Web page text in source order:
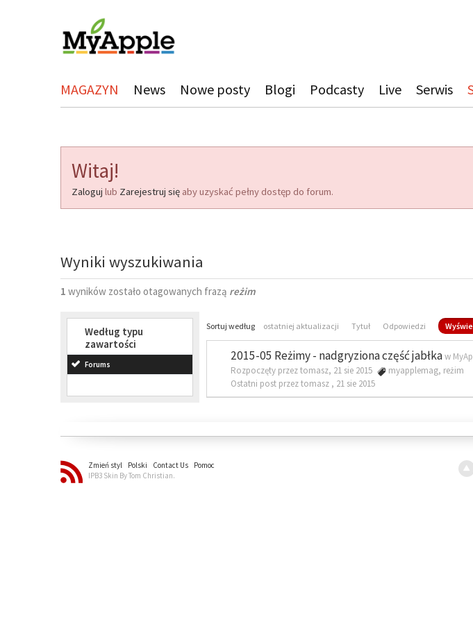
MAGAZYN News Nowe posty Blogi Podcasty Live Serwis
Witaj!
Zaloguj lub Zarejestruj się aby uzyskać pełny dostęp do forum.
Wyniki wyszukiwania
1 wyników zostało otagowanych frazą reżim
Według typu
zawartości
Forums
Sortuj według ostatniej aktualizacji Tytuł Odpowiedzi
2015-05 Reżimy - nadgryziona część jabłkaw
Rozpoczęty przez tomasz, 21 sie 2015
myapplemag, reżim
Ostatni post przez tomasz , 21 sie 2015
Zmień styl Polski Contact Us
Pomoc
IPB3 Skin By Tom Christian.